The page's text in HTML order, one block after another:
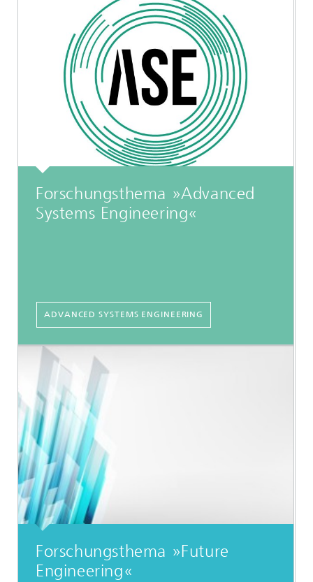
Forschungsthema »Advanced
Systems Engineering«
ADVANCED SYSTEMS ENGINEERING
Forschungsthema »Future
Engineering«